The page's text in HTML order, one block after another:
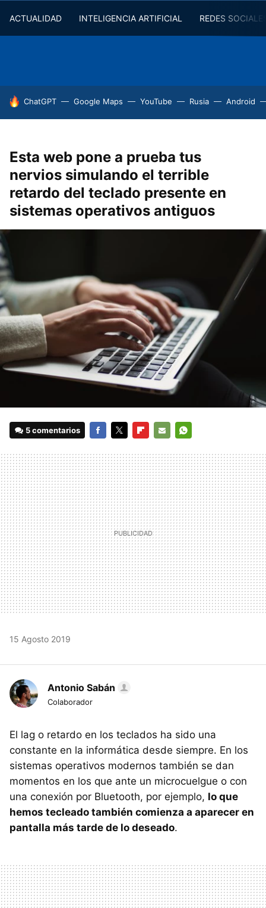
ACTUALIDAD INTELIGENCIA ARTIFICIAL REDES
HOY SE HABLA DE
ChatGPT Google Maps YouTube Rusia Android
Esta web pone a prueba tus
nervios simulando el terrible
retardo del teclado presente en
sistemas operativos antiguos
5 comentarios
MAIL
15 Agosto 2019
Antonio Sabán
Colaborador
El lag o retardo en los teclados ha sido una
constante en la informática desde siempre. En los
sistemas operativos modernos también se dan
momentos en los que ante un microcuelgue o con
una conexión por Bluetooth, por ejemplo, lo que
hemos tecleado también comienza a aparecer en
pantalla más tarde de lo deseado.